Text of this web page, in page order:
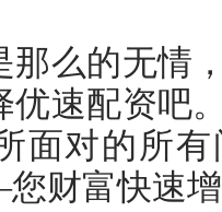
那么的无情
优速配资吧
面对的所
财富快速